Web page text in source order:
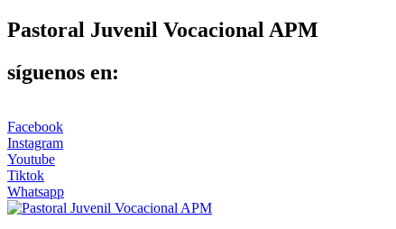
Pastoral Juvenil Vocacional APM
síguenos en:
Facebook
Instagram
Youtube
Tiktok
Whatsapp